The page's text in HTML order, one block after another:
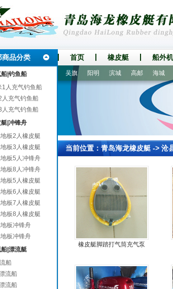
商品分类 首页 橡皮艇 船外机
|钓鱼船
1人充气钓鱼船
人充气钓鱼船
人充气钓鱼船
|冲锋舟
板2人橡皮艇
板3人橡皮艇
板5人冲锋舟
板8人冲锋舟
板5人橡皮艇
板6人橡皮艇
板7人橡皮艇
板8人橡皮艇
板冲锋舟
板冲锋舟
|漂流艇
船
流船
流船
海南 吴旗 阳明 滨城 高邮 海城 船
当前位置： 青岛海龙橡皮艇-> 沧
橡皮艇脚踏打气筒充气泵